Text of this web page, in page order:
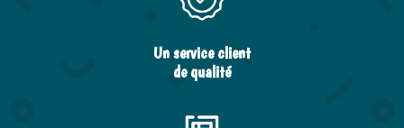
Un service client
de qualité